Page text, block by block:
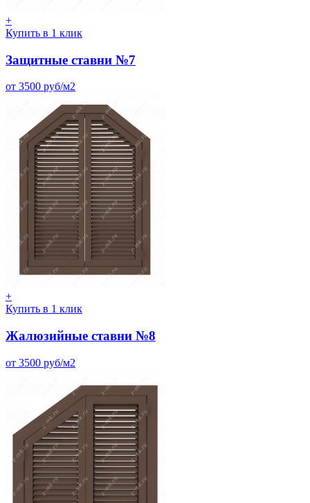
+
Купить в 1 клик
Защитные ставни №7
от 3500 руб/м2
+
Купить в 1 клик
Жалюзийные ставни №8
от 3500 руб/м2